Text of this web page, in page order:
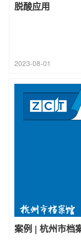
脱酸应用
2023-08-01
案例 | 杭州市档